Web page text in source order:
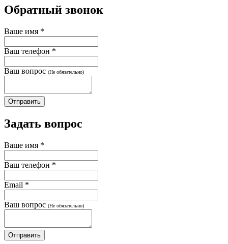
Обратный звонок
Ваше имя *
Ваш телефон *
Ваш вопрос (Не обязательно)
Задать вопрос
Ваше имя *
Ваш телефон *
Email *
Ваш вопрос (Не обязательно)